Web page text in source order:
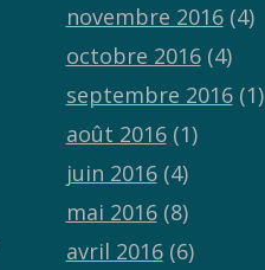
novembre 2016(4)
octobre 2016(4)
septembre 2016(1)
août 2016(1)
juin 2016(4)
mai 2016(8)
avril 2016(6)